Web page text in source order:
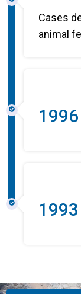
Cases
animal
1996